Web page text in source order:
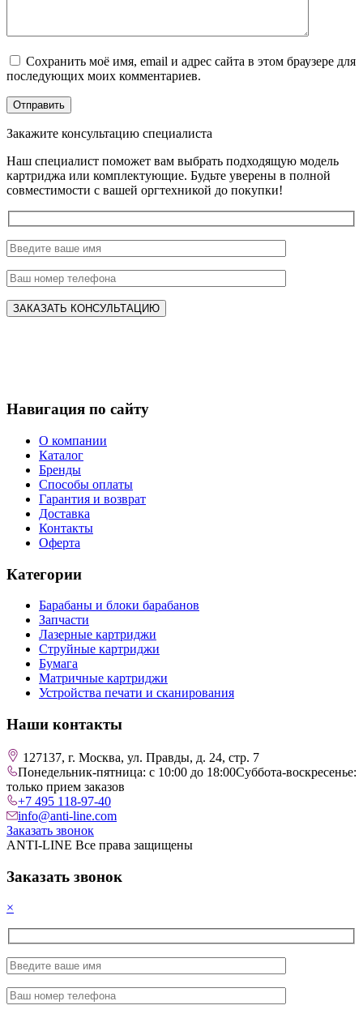
Сохранить моё имя, email и адрес сайта в этом браузере для
последующих моих комментариев.
Закажите консультацию специалиста
Наш специалист поможет вам выбрать подходящую модель
картриджа или комплектующие. Будьте уверены в полной
совместимости с вашей оргтехникой до покупки!
Навигация по сайту
О компании
Каталог
Бренды
Способы оплаты
Гарантия и возврат
Доставка
Контакты
Оферта
Категории
Барабаны и блоки барабанов
Запчасти
Лазерные картриджи
Струйные картриджи
Бумага
Матричные картриджи
Устройства печати и сканирования
Наши контакты
127137, г. Москва, ул. Правды, д. 24, стр. 7
Понедельник-пятница: с 10:00 до 18:00Суббота-воскресенье:
только прием заказов
+7 495 118-97-40
info@anti-line.com
Заказать звонок
ANTI-LINE Все права защищены
Заказать звонок
×